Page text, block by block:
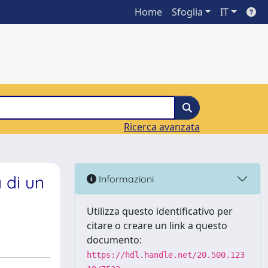
Home Sfoglia IT
Ricerca avanzata
di un
Informazioni
Utilizza questo identificativo per
citare o creare un link a questo
documento:
https://hdl.handle.net/20.500.123